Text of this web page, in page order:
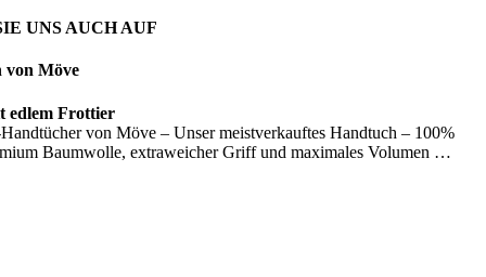
UNS AUCH AUF
von Möve
edlem Frottier
von Möve – Unser meistverkauftes Handtuch – 100%
Baumwolle, extraweicher Griff und maximales Volumen …